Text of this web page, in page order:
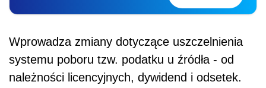
Wprowadza zmiany dotyczące uszczelnienia
systemu poboru tzw. podatku u źródła - od
należności licencyjnych, dywidend i odsetek.